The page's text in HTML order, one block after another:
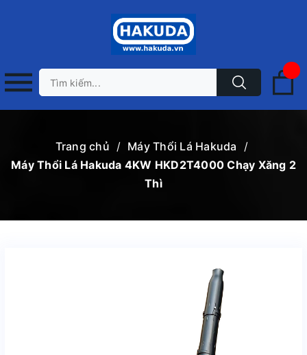
Trang chủ / Máy Thổi Lá Hakuda
/
Máy Thổi Lá Hakuda 4KW HKD2T4000 Chạy Xăng 2
Thì